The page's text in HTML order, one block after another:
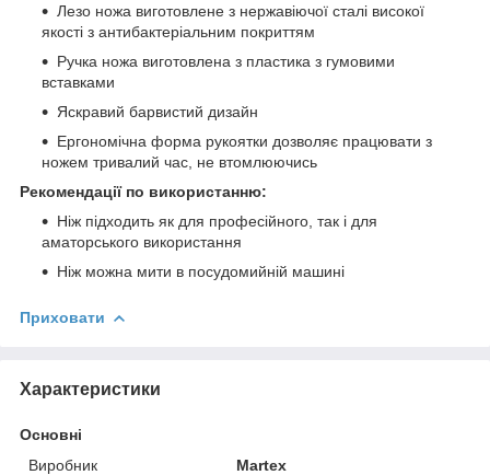
Лезо ножа виготовлене з нержавіючої сталі високої
якості з антибактеріальним покриттям
Ручка ножа виготовлена з пластика з гумовими
вставками
Яскравий барвистий дизайн
Ергономічна форма рукоятки дозволяє працювати з
ножем тривалий час, не втомлюючись
Рекомендації по використанню:
Ніж підходить як для професійного, так і для
аматорського використання
Ніж можна мити в посудомийній машині
Приховати
Характеристики
Основні
Виробник
Martex